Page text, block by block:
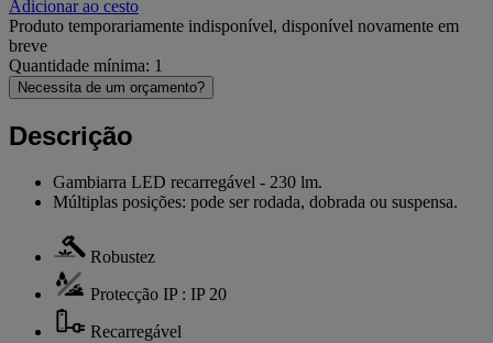
Adicionar ao cesto
Produto temporariamente indisponível, disponível novamente em
breve
Quantidade mínima: 1
Necessita de um orçamento?
Descrição
Gambiarra LED recarregável - 230 lm.
Múltiplas posições: pode ser rodada, dobrada ou suspensa.
Robustez
Protecção IP : IP 20
Recarregável